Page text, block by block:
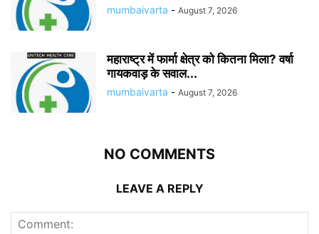
mumbaivarta - August 7, 2026
महाराष्ट्र में फार्मा क्षेत्र को कितना मिला? वर्षा
गायकवाड़ के सवाल...
mumbaivarta - August 7, 2026
NO COMMENTS
LEAVE A REPLY